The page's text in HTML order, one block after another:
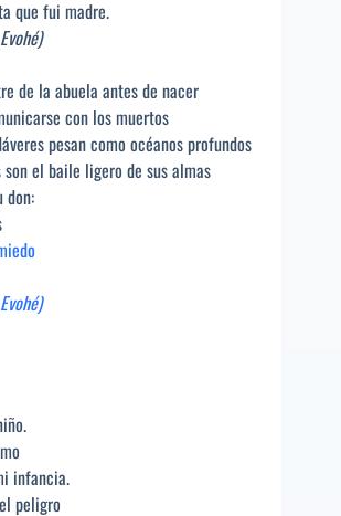
que fui madre.
de la abuela antes de nacer
con los muertos
pesan como océanos profundos
son el baile ligero de sus almas
don:
infancia.
peligro